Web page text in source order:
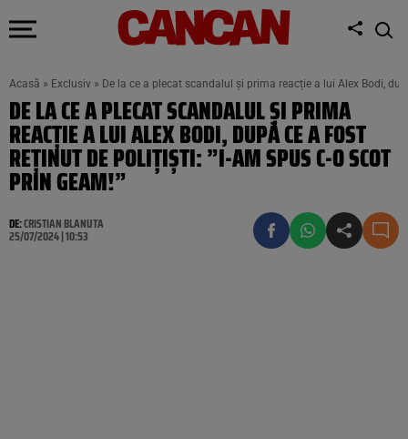
Acasă » Exclusiv » De la ce a plecat scandalul și prima reacție a lui Alex Bodi,
DE LA CE A PLECAT SCANDALUL ȘI PRIMA
REACȚIE A LUI ALEX BODI, DUPĂ CE A FOST
REȚINUT DE POLIȚIȘTI: ”I-AM SPUS C-O SCOT
PRIN GEAM!”
DE:CRISTIAN BLANUTA
25/07/2024 | 10:53